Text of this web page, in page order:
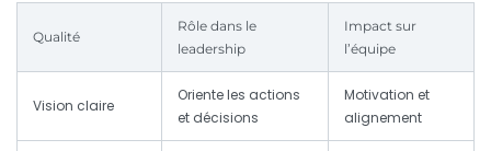
Qualité
Rôle dans le
leadership
Impact sur
l’équipe
Vision claire
Oriente les actions
et décisions
Motivation et
alignement